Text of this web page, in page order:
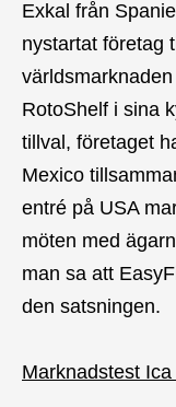
Exkal från
nystartat företag
RotoShelf i sina
tillval, företaget
Mexico
entré på USA
möten med
man sa att
den satsningen.
Marknadstest